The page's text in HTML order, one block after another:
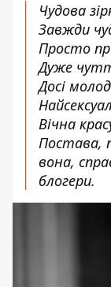
Чудова
Завжди
Просто
Дуже
Досі
Вічна
Постава,
вона,
блогери.